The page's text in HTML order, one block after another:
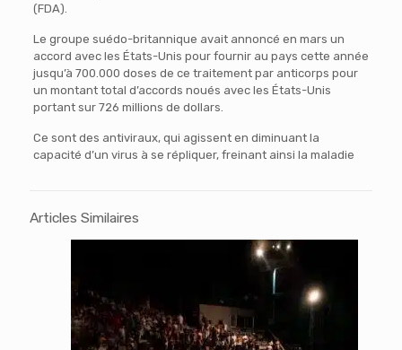
(FDA).
Le groupe suédo-britannique avait annoncé en mars un
accord avec les États-Unis pour fournir au pays cette année
jusqu’à 700.000 doses de ce traitement par anticorps pour
un montant total d’accords noués avec les États-Unis
portant sur 726 millions de dollars.
Ce sont des antiviraux, qui agissent en diminuant la
capacité d’un virus à se répliquer, freinant ainsi la maladie
Articles Similaires